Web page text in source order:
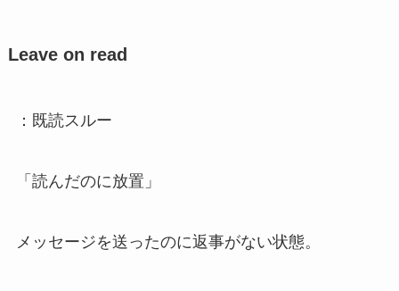
Leave on read
：既読スルー
「読んだのに放置」
メッセージを送ったのに返事がない状態。